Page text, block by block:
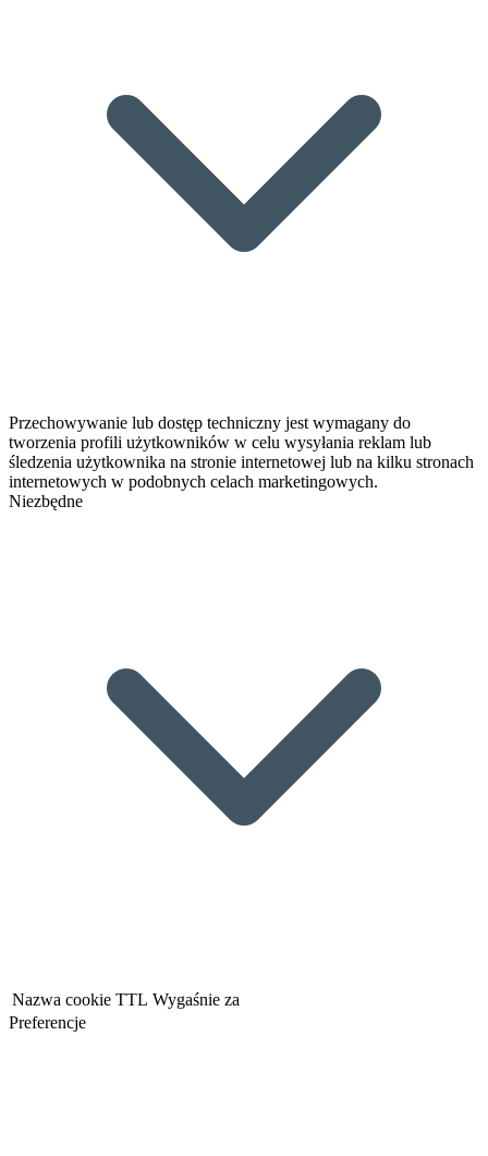
Przechowywanie lub dostęp techniczny jest wymagany do
tworzenia profili użytkowników w celu wysyłania reklam lub
śledzenia użytkownika na stronie internetowej lub na kilku stronach
internetowych w podobnych celach marketingowych.
Niezbędne
Nazwa cookie TTL Wygaśnie za
Preferencje